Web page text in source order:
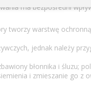
ma bezpośredni
tworzy warstwę
jednak należy
błonnika i śluzu;
i zmieszanie go z